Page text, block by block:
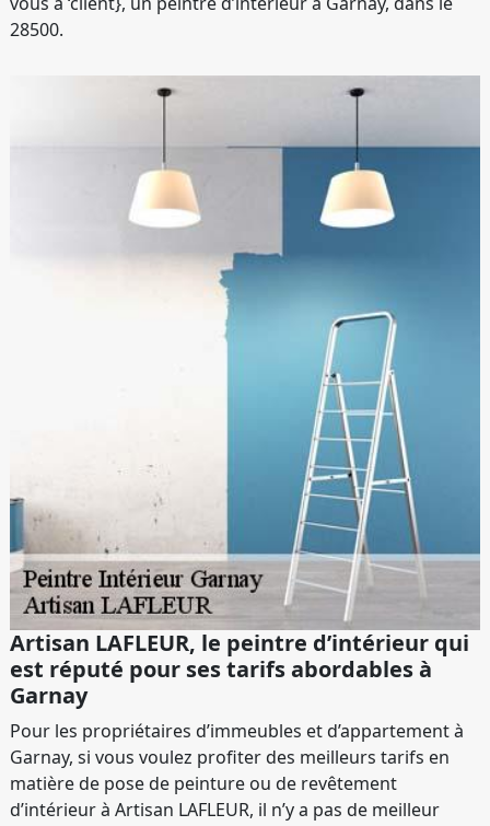
28500.
Artisan LAFLEUR, le peintre d’intérieur qui
est réputé pour ses tarifs abordables à
Garnay
Pour les propriétaires d’immeubles et d’appartement à
Garnay, si vous voulez profiter des meilleurs tarifs en
matière de pose de peinture ou de revêtement
d’intérieur à Artisan LAFLEUR, il n’y a pas de meilleur